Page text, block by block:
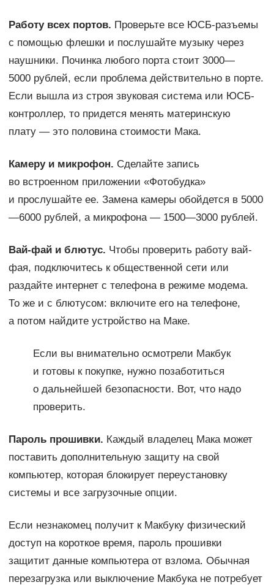
Работу всех портов. Проверьте все ЮСБ-разъемы
с помощью флешки и послушайте музыку через
наушники. Починка любого порта стоит 3000—
5000 рублей, если проблема действительно в порте.
Если вышла из строя звуковая система или ЮСБ-
контроллер, то придется менять материнскую
плату — это половина стоимости Мака.
Камеру и микрофон. Сделайте запись
во встроенном приложении «Фотобудка»
и прослушайте ее. Замена камеры обойдется в 5000
—6000 рублей, а микрофона — 1500—3000 рублей.
Вай-фай и блютус. Чтобы проверить работу вай-
фая, подключитесь к общественной сети или
раздайте интернет с телефона в режиме модема.
То же и с блютусом: включите его на телефоне,
а потом найдите устройство на Маке.
Если вы внимательно осмотрели Макбук
и готовы к покупке, нужно позаботиться
о дальнейшей безопасности. Вот, что надо
проверить.
Пароль прошивки. Каждый владелец Мака может
поставить дополнительную защиту на свой
компьютер, которая блокирует переустановку
системы и все загрузочные опции.
Если незнакомец получит к Макбуку физический
доступ на короткое время, пароль прошивки
защитит данные компьютера от взлома. Обычная
перезагрузка или выключение Макбука не потребует